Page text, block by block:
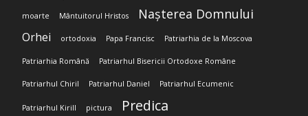
moarte Mântuitorul Hristos Nașterea Domnului
Orhei ortodoxia Papa Francisc Patriarhia de la Moscova
Patriarhia Română Patriarhul Bisericii Ortodoxe Române
Patriarhul Chiril Patriarhul Daniel Patriarhul Ecumenic
Patriarhul Kirill pictura Predica